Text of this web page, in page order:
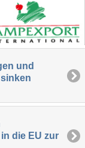
und
die EU zur